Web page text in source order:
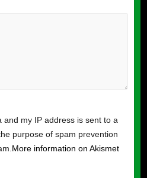
and my IP address is sent to a
purpose of spam prevention
More information on Akismet